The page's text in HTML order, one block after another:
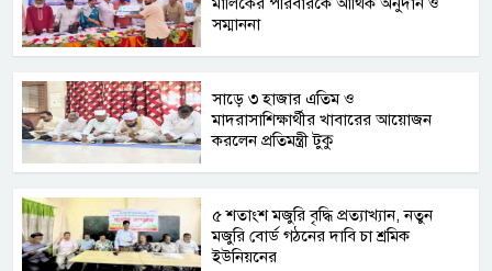
সম্মাননা
সাড়ে ৩ হাজার এতিম ও
মাদরাসাশিক্ষার্থীর খাবারের আয়োজন
করলেন প্রতিমন্ত্রী টুকু
৫ শতাংশ মজুরি বৃদ্ধি প্রত্যাখ্যান, নতুন
মজুরি বোর্ড গঠনের দাবি চা শ্রমিক
ইউনিয়নের